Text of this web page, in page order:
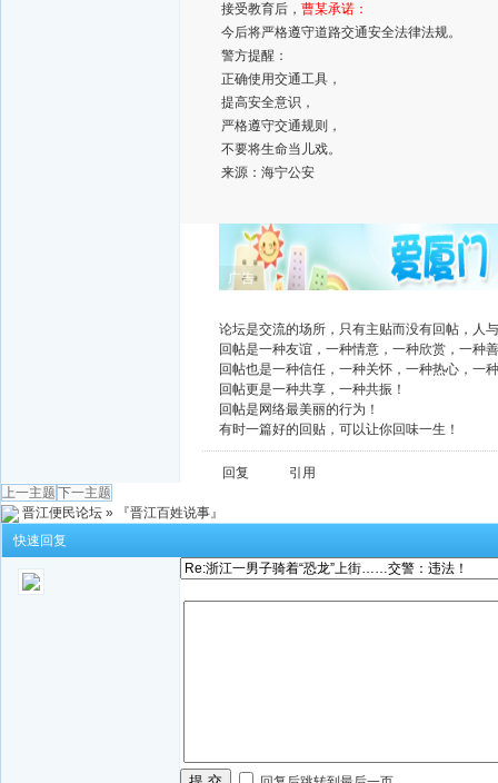
接受教育后， 曹某承诺：
今后将严格遵守道路交通安全法律法规。
警方提醒：
正确使用交通工具，
提高安全意识，
严格遵守交通规则，
不要将生命当儿戏。
来源：海宁公安
广告
论坛是交流的场所，只有主贴而没有回帖，人
回帖是一种友谊，一种情意，一种欣赏，一种
回帖也是一种信任，一种关怀，一种热心，一
回帖更是一种共享，一种共振！
回帖是网络最美丽的行为！
有时一篇好的回贴，可以让你回味一生！
回复
引用
上一主题 下一主题
晋江便民论坛 »
『晋江百姓说事』
快速回复